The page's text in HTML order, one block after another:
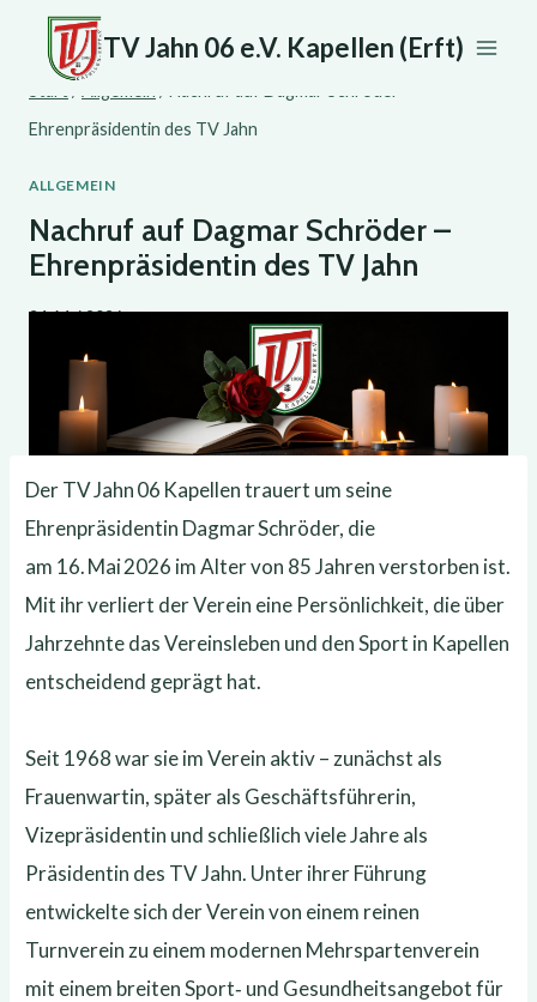
Inhalt
springen
TV Jahn 06 e.V. Kapellen (Erft)
Start/ Allgemein / Nachruf auf Dagmar Schröder –
Ehrenpräsidentin des TV Jahn
ALLGEMEIN
Nachruf auf Dagmar Schröder –
Ehrenpräsidentin des TV Jahn
24. Mai 2026
Der TV Jahn 06 Kapellen trauert um seine
Ehrenpräsidentin DagmarSchröder, die
am 16. Mai 2026 im Alter von 85 Jahren verstorben ist.
Mit ihr verliert der Verein eine Persönlichkeit, die über
Jahrzehnte das Vereinsleben und den Sport in Kapellen
entscheidend geprägt hat.
Seit 1968 war sie im Verein aktiv – zunächst als
Frauenwartin, später als Geschäftsführerin,
Vizepräsidentin und schließlich viele Jahre als
Präsidentin des TV Jahn. Unter ihrer Führung
entwickelte sich der Verein von einem reinen
Turnverein zu einem modernen Mehrspartenverein
mit einem breiten Sport‑ und Gesundheitsangebot für